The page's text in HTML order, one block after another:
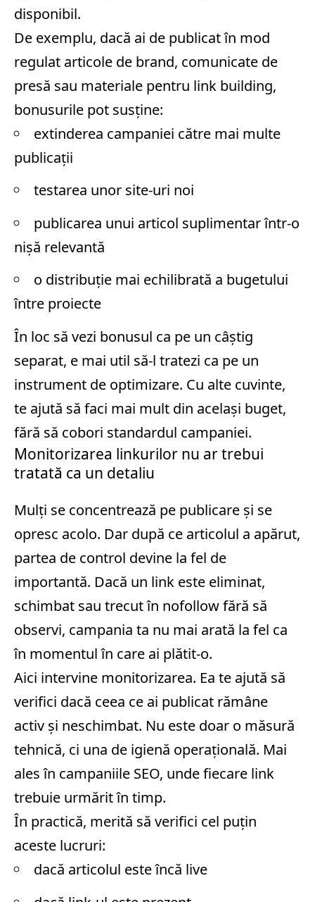
disponibil.
De exemplu, dacă ai de publicat în mod
regulat articole de brand, comunicate de
presă sau materiale pentru link building,
bonusurile pot susține:
extinderea campaniei către mai multe
publicații
testarea unor site-uri noi
publicarea unui articol suplimentar într-o
nișă relevantă
o distribuție mai echilibrată a bugetului
între proiecte
În loc să vezi bonusul ca pe un câștig
separat, e mai util să-l tratezi ca pe un
instrument de optimizare. Cu alte cuvinte,
te ajută să faci mai mult din același buget,
fără să cobori standardul campaniei.
Monitorizarea linkurilor nu ar trebui
tratată ca un detaliu
Mulți se concentrează pe publicare și se
opresc acolo. Dar după ce articolul a apărut,
partea de control devine la fel de
importantă. Dacă un link este eliminat,
schimbat sau trecut în nofollow fără să
observi, campania ta nu mai arată la fel ca
în momentul în care ai plătit-o.
Aici intervine monitorizarea. Ea te ajută să
verifici dacă ceea ce ai publicat rămâne
activ și neschimbat. Nu este doar o măsură
tehnică, ci una de igienă operațională. Mai
ales în campaniile SEO, unde fiecare link
trebuie urmărit în timp.
În practică, merită să verifici cel puțin
aceste lucruri:
dacă articolul este încă live